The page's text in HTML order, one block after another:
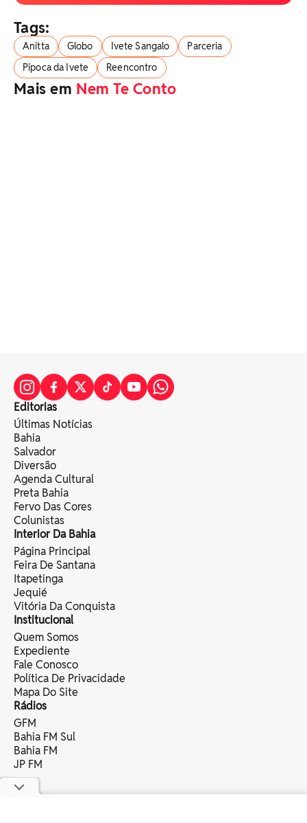
Tags:
Anitta Globo Ivete Sangalo
Parceria
Pipoca da Ivete
Reencontro
Mais em Nem Te Conto
Editorias
Últimas Notícias
Bahia
Salvador
Diversão
Agenda Cultural
Preta Bahia
Fervo Das Cores
Colunistas
Interior Da Bahia
Página Principal
Feira De Santana
Itapetinga
Jequié
Vitória Da Conquista
Institucional
Quem Somos
Expediente
Fale Conosco
Política De Privacidade
Mapa Do Site
Rádios
GFM
Bahia FM Sul
Bahia FM
JP FM